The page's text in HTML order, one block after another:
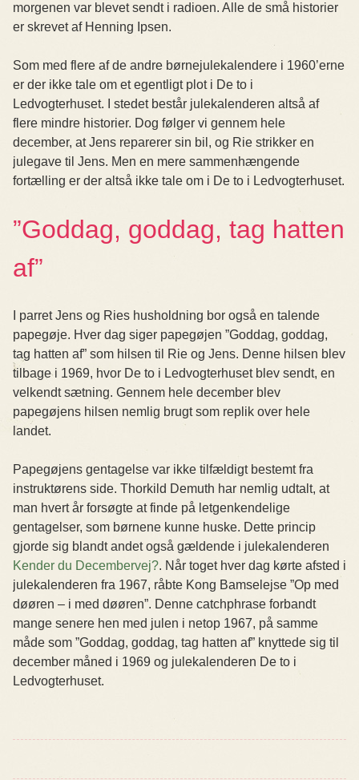
morgenen var blevet sendt i radioen. Alle de små historier
er skrevet af Henning Ipsen.
Som med flere af de andre børnejulekalendere i 1960’erne
er der ikke tale om et egentligt plot i De to i
Ledvogterhuset. I stedet består julekalenderen altså af
flere mindre historier. Dog følger vi gennem hele
december, at Jens reparerer sin bil, og Rie strikker en
julegave til Jens. Men en mere sammenhængende
fortælling er der altså ikke tale om i De to i Ledvogterhuset.
”Goddag, goddag, tag hatten
af”
I parret Jens og Ries husholdning bor også en talende
papegøje. Hver dag siger papegøjen ”Goddag, goddag,
tag hatten af” som hilsen til Rie og Jens. Denne hilsen blev
tilbage i 1969, hvor De to i Ledvogterhuset blev sendt, en
velkendt sætning. Gennem hele december blev
papegøjens hilsen nemlig brugt som replik over hele
landet.
Papegøjens gentagelse var ikke tilfældigt bestemt fra
instruktørens side. Thorkild Demuth har nemlig udtalt, at
man hvert år forsøgte at finde på letgenkendelige
gentagelser, som børnene kunne huske. Dette princip
gjorde sig blandt andet også gældende i julekalenderen
Kender du Decembervej?. Når toget hver dag kørte afsted i
julekalenderen fra 1967, råbte Kong Bamselejse ”Op med
døøren – i med døøren”. Denne catchphrase forbandt
mange senere hen med julen i netop 1967, på samme
måde som ”Goddag, goddag, tag hatten af” knyttede sig til
december måned i 1969 og julekalenderen De to i
Ledvogterhuset.